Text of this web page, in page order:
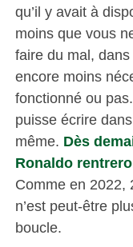
qu’il y avait à
moins que vous
faire du mal,
encore moins
fonctionné ou
puisse écrire
même. Dès
Ronaldo
Comme en
n’est peut-être
boucle.